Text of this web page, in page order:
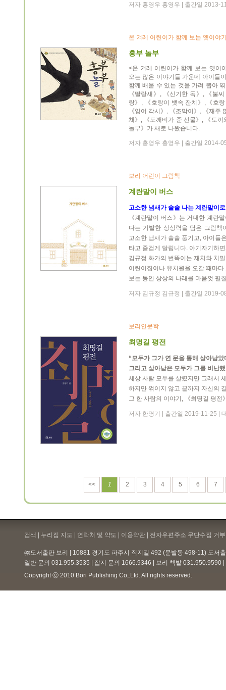
저자 홍영우 홍영우 | 출간일 2013-
온 겨레 어린이가 함께 보는 옛이야
흥부 놀부
<온 겨레 어린이가 함께 보는 옛이
오는 많은 이야기들 가운데 아이들
함께 배울 수 있는 것을 가려 뽑아
《딸랑새》, 《신기한 독》, 《불
랑》, 《호랑이 뱃속 잔치》,《호
《잉어 각시》, 《조막이》, 《재주
채》, 《도깨비가 준 선물》, 《토
놀부》가 새로 나왔습니다.
저자 홍영우 홍영우 | 출간일 2014-
보리 어린이 그림책
계란말이 버스
고소한 냄새가 솔솔 나는 계란말이
《계란말이 버스》는 거대한 계란
다는 기발한 상상력을 담은 그림책
고소한 냄새가 솔솔 풍기고, 아이들
타고 즐겁게 달립니다. 아기자기하
김규정 화가의 번뜩이는 재치와 치
어린이집이나 유치원을 오갈 때마
보는 동안 상상의 나래를 마음껏 펼
저자 김규정 김규정 | 출간일 2019-
보리인문학
최명길 평전
“모두가 그가 연 문을 통해 살아남았
그리고 살아남은 모두가 그를 비난
세상 사람 모두를 살렸지만 그래서
하지만 꺾이지 않고 끝까지 자신의
그 한 사람의 이야기, 《최명길 평전
저자 한명기 | 출간일 2019-11-25 |
<< 1 2 3 4 5 6 7
검색 | 누리집 지도 | 연락처 및 약도 | 이용약관 | 전자우편주소 무단수집 거
㈜도서출판 보리 | 10881 경기도 파주시 직지길 492 (문발동 498-11) 도서
일반 문의 031.955.3535 | 잡지 문의 1666.9346 | 보리 책밭 031.950.9590
Copyright ⓒ 2010 Bori Publishing Co,.Ltd. All rights reserved.